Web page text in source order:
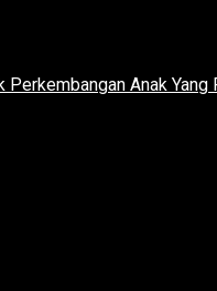
Perkembangan Anak